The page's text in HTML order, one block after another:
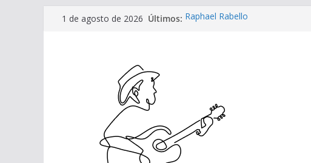
Pular1 de agosto de 2026 Últimos: Raphael Rabello